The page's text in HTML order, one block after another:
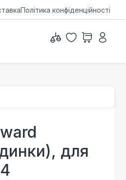
Політика конфіденційності
для